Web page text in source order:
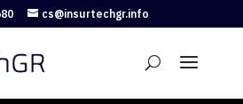
cs@insurtechgr.info